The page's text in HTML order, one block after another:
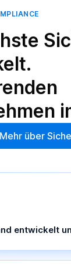
Mehr über
entwickelt